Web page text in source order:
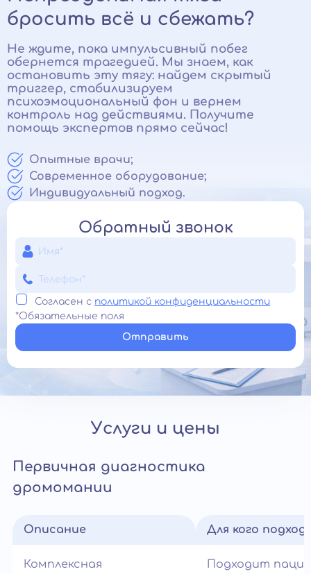
бросить всё и сбежать?
Не ждите, пока импульсивный побег
обернется трагедией. Мы знаем, как
остановить эту тягу: найдем скрытый
триггер, стабилизируем
психоэмоциональный фон и вернем
контроль над действиями. Получите
помощь экспертов прямо сейчас!
Опытные врачи;
Современное оборудование;
Индивидуальный подход.
Обратный звонок
Согласен с политикой конфиденциальности
*Обязательные поля
Отправить
Услуги и цены
Первичная диагностика
дромомании
Описание
Комплексная
Для кого
Подходит